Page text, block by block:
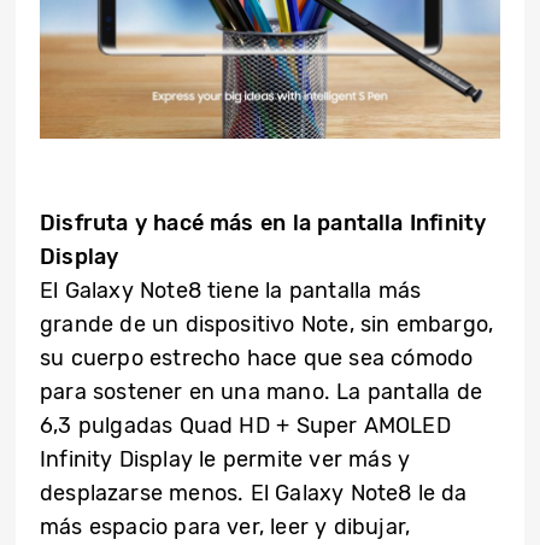
Disfruta y hacé más en la pantalla Infinity
Display
El Galaxy Note8 tiene la pantalla más
grande de un dispositivo Note, sin embargo,
su cuerpo estrecho hace que sea cómodo
para sostener en una mano. La pantalla de
6,3 pulgadas Quad HD + Super AMOLED
Infinity Display le permite ver más y
desplazarse menos. El Galaxy Note8 le da
más espacio para ver, leer y dibujar,